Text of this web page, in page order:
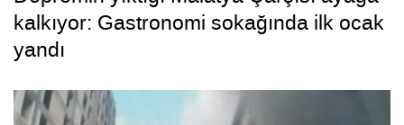
kalkıyor: Gastronomi sokağında ilk ocak
yandı